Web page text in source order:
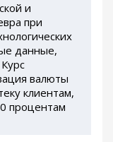
и
при
данные,
валюты
клиентам,
процентам